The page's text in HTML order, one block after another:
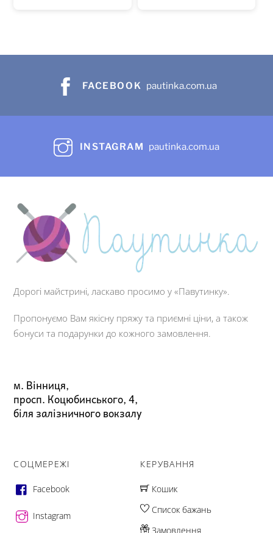
FACEBOOK pautinka.com.ua
INSTAGRAM pautinka.com.ua
Дорогі майстрині, ласкаво просимо у «Павутинку».
Пропонуємо Вам якісну пряжу та приємні ціни, а також
бонуси та подарунки до кожного замовлення.
м. Вінниця,
просп. Коцюбинського, 4,
біля залізничного вокзалу
СОЦМЕРЕЖІ
Facebook
Instagram
КЕРУВАННЯ
Кошик
Список бажань
Замовлення